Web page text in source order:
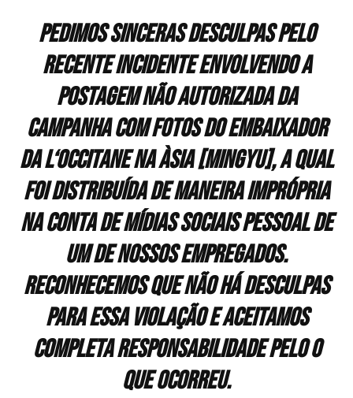
Pedimos sinceras desculpas pelo
recente incidente envolvendo a
postagem não autorizada da
campanha com fotos do embaixador
da L‘Occitane na Àsia [Mingyu], a qual
foi distribuída de maneira imprópria
na conta de mídias sociais pessoal de
um de nossos empregados.
Reconhecemos que não há desculpas
para essa violação e aceitamos
completa responsabilidade pelo o
que ocorreu.